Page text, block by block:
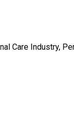
Care Industry,